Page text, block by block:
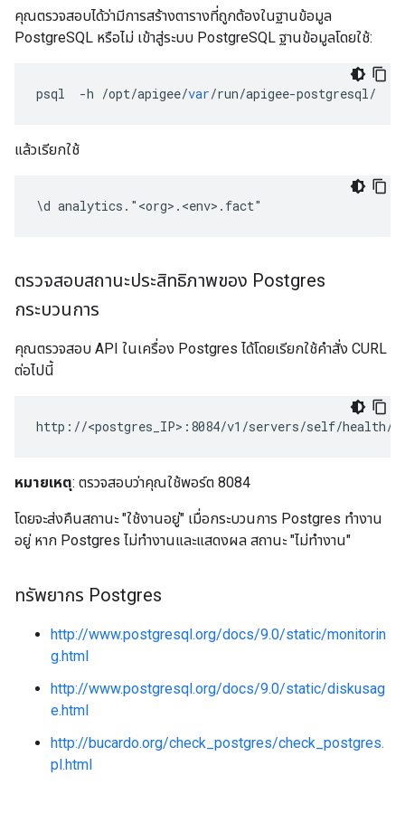
คุณตรวจสอบได้ว่ามีการสร้างตารางที่ถูกต้องในฐานข้อมูล
PostgreSQL หรือไม่ เข้าสู่ระบบ PostgreSQL ฐานข้อมูลโดยใช้:
psql -h /opt/apigee/var/run/apigee-postgresql/
แล้วเรียกใช้
\d analytics."<org>.<env>.fact"
ตรวจสอบสถานะประสิทธิภาพของ Postgres
กระบวนการ
คุณตรวจสอบ API ในเครื่อง Postgres ได้โดยเรียกใช้คำสั่ง CURL
ต่อไปนี้
http://<postgres_IP>:8084/v1/servers/self/health/
หมายเหตุ: ตรวจสอบว่าคุณใช้พอร์ต 8084
โดยจะส่งคืนสถานะ "ใช้งานอยู่" เมื่อกระบวนการ Postgres ทำงาน
อยู่ หาก Postgres ไม่ทำงานและแสดงผล สถานะ "ไม่ทำงาน"
ทรัพยากร Postgres
http://www.postgresql.org/docs/9.0/static/monitorin
g.html
http://www.postgresql.org/docs/9.0/static/diskusag
e.html
http://bucardo.org/check_postgres/check_postgres.
pl.html